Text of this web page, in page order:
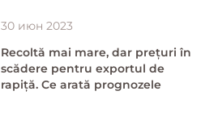
30 июн 2023
Recoltă mai mare, dar prețuri în
scădere pentru exportul de
rapiță. Ce arată prognozele